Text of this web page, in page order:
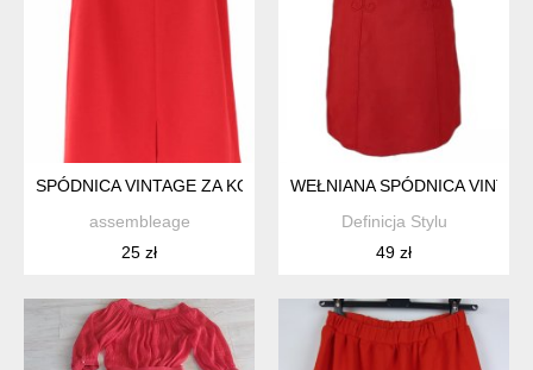
SPÓDNICA VINTAGE ZA KOLANO CZERWONA
assembleage
25 zł
WEŁNIANA SPÓDNICA
Definicja Stylu
49 zł